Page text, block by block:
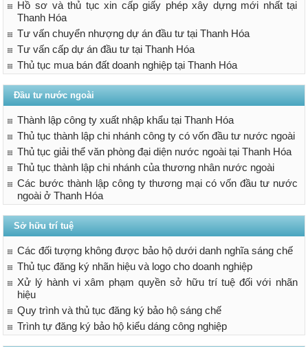
Hồ sơ và thủ tục xin cấp giấy phép xây dựng mới nhất tại
Thanh Hóa
Tư vấn chuyển nhượng dự án đầu tư tại Thanh Hóa
Tư vấn cấp dự án đầu tư tại Thanh Hóa
Thủ tục mua bán đất doanh nghiệp tại Thanh Hóa
Đầu tư nước ngoài
Thành lập công ty xuất nhập khẩu tại Thanh Hóa
Thủ tục thành lập chi nhánh công ty có vốn đầu tư nước ngoài
Thủ tục giải thể văn phòng đại diện nước ngoài tại Thanh Hóa
Thủ tục thành lập chi nhánh của thương nhân nước ngoài
Các bước thành lập công ty thương mại có vốn đầu tư nước
ngoài ở Thanh Hóa
Sở hữu trí tuệ
Các đối tượng không được bảo hộ dưới danh nghĩa sáng chế
Thủ tục đăng ký nhãn hiệu và logo cho doanh nghiệp
Xử lý hành vi xâm phạm quyền sở hữu trí tuệ đối với nhãn
hiệu
Quy trình và thủ tục đăng ký bảo hộ sáng chế
Trình tự đăng ký bảo hộ kiểu dáng công nghiệp